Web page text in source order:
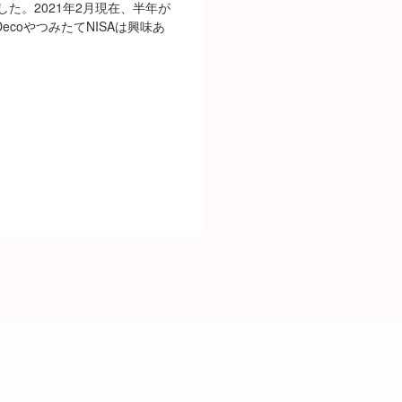
た。2021年2月現在、半年が
やつみたてNISAは興味あ